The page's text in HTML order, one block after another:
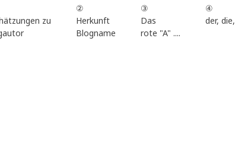
zu
②
Herkunft
Blogname
③
Das
rote "A" ....
④
der, die,